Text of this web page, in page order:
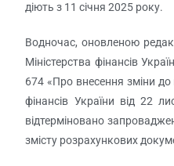
діють з 11 січня 2025 року.
Водночас, оновленою
Міністерства фінансів
674 «Про внесення зміни до
фінансів України від 22
відтерміновано
змісту розрахункових